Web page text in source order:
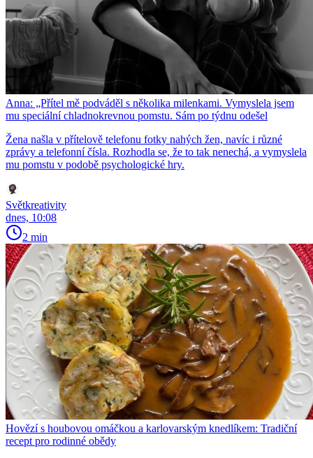
Anna: „Přítel mě podváděl s několika milenkami. Vymyslela jsem
mu speciální chladnokrevnou pomstu. Sám po týdnu odešel
Žena našla v přítelově telefonu fotky nahých žen, navíc i různé
zprávy a telefonní čísla. Rozhodla se, že to tak nenechá, a vymyslela
mu pomstu v podobě psychologické hry.
Světkreativity
dnes, 10:08
2 min
Hovězí s houbovou omáčkou a karlovarským knedlíkem: Tradiční
recept pro rodinné obědy